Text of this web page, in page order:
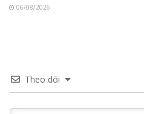
06/08/2026
Theo dõi